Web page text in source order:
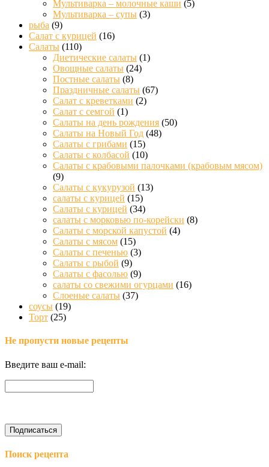
Мультиварка – молочные каши (5)
Мультиварка – супы (3)
рыба (9)
Салат с курицей (16)
Салаты (110)
Диетические салаты (1)
Овощные салаты (24)
Постные салаты (8)
Праздничные салаты (67)
Салат с креветками (2)
Салат с семгой (1)
Салаты на день рождения (50)
Салаты на Новый Год (48)
Салаты с грибами (15)
Салаты с колбасой (10)
Салаты с крабовыми палочками (крабовым мясом)
(9)
Салаты с кукурузой (13)
салаты с курицей (15)
Салаты с курицей (34)
салаты с морковью по-корейски (8)
Салаты с морской капустой (4)
Салаты с мясом (15)
Салаты с печенью (3)
Салаты с рыбой (9)
Салаты с фасолью (9)
салаты со свежими огурцами (16)
Слоеные салаты (37)
соусы (19)
Торт (25)
Не пропусти новые рецепты
Введите ваш e-mail:
Поиск рецепта